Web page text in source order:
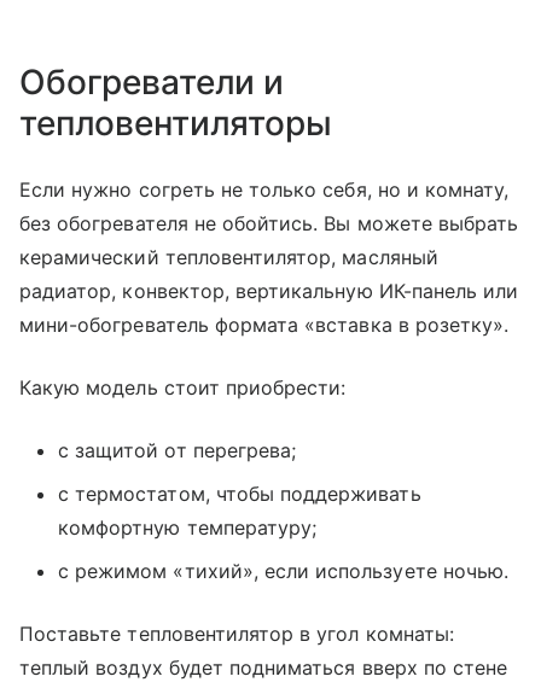
Обогреватели и
тепловентиляторы
Если нужно согреть не только себя, но и комнату,
без обогревателя не обойтись. Вы можете выбрать
керамический тепловентилятор, масляный
радиатор, конвектор, вертикальную ИК-панель или
мини-обогреватель формата «вставка в розетку».
Какую модель стоит приобрести:
с защитой от перегрева;
с термостатом, чтобы поддерживать
комфортную температуру;
с режимом «тихий», если используете ночью.
Поставьте тепловентилятор в угол комнаты:
теплый воздух будет подниматься вверх по стене